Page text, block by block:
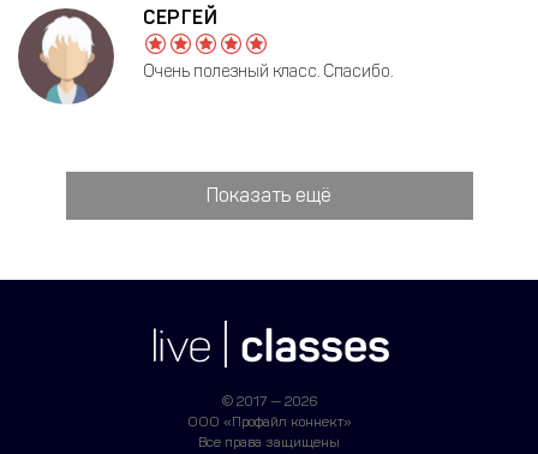
СЕРГЕЙ
Очень полезный класс. Спасибо.
Показать ещё
© 2017 — 2026
ООО «Профайл коннект»
Все права защищены